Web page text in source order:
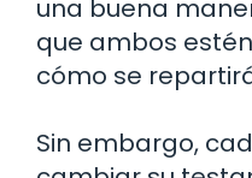
una buena
que ambos
cómo se
Sin embargo,